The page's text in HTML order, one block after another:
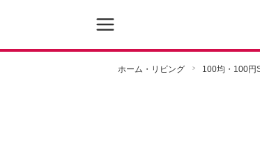
ホーム・リビング 100均・100円